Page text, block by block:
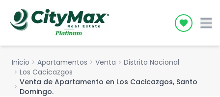
Icon
Inicio chevron_right Apartamentos chevron_right Venta chevron_right Distrito Nacional
chevron_right Los Cacicazgos
chevron_right Venta de Apartamento en Los Cacicazgos, Santo
Domingo.